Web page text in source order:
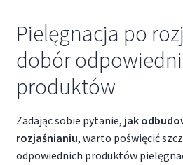
Pielęgnacja po
dobór
produktów
Zadając sobie pytanie, jak
rozjaśnianiu, warto poświęcić
odpowiednich produktów